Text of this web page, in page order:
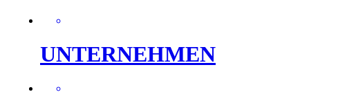
UNTERNEHMEN